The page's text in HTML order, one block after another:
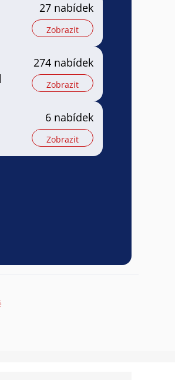
27 nabídek
Zobrazit
274 nabídek
Zobrazit
6 nabídek
Zobrazit